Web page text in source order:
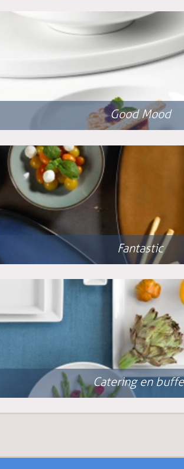
Good Mood
Fantastic
Catering en